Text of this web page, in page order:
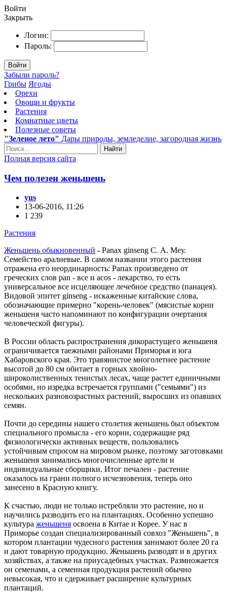
Войти
Закрыть
Логин:
Пароль:
Войти
Забыли пароль?
Грибы Ягоды
Орехи
Овощи и фрукты
Растения
Комнатные цветы
Полезные советы
"Зеленое лето" Дары природы, земледелие, загородная жизнь
Найти
Полная версия сайта
Чем полезен женьшень
yus
13-06-2016, 11:26
1 239
Растения
Женьшень обыкновенный - Раnах ginseng С. А. Меу.
Семейство аралиевые. В самом названии этого растения
отражена его неординарность: Рапах произведено от
греческих слов pan - все и acos - лекарство, то есть
универсальное все исцеляющее лечебное средство (панацея).
Видовой эпитет ginseng - искаженные китайские слова,
обозначающие примерно "корень-человек" (мясистые корни
женьшеня часто напоминают по конфигурации очертания
человеческой фигуры).
В России область распространения дикорастущего женьшеня
ограничивается таежными районами Приморья и юга
Хабаровского края. Это травянистое многолетнее растение
высотой до 80 см обитает в горных хвойно-
широколиственных тенистых лесах, чаще растет единичными
особями, но изредка встречается группами ("семьями") из
нескольких разновозрастных растений, выросших из опавших
семян.
Почти до середины нашего столетия женьшень был объектом
специального промысла - его корни, содержащие ряд
физиологически активных веществ, пользовались
устойчивым спросом на мировом рынке, поэтому заготовками
женьшеня занимались многочисленные артели и
индивидуальные сборщики. Итог печален - растение
оказалось на грани полного исчезновения, теперь оно
занесено в Красную книгу.
К счастью, люди не только истребляли это растение, но и
научились разводить его на плантациях. Особенно успешно
культура женьшеня освоена в Китае и Корее. У нас в
Приморье создан специализированный совхоз "Женьшень", в
котором плантации чудесного растения занимают более 20 га
и дают товарную продукцию. Женьшень разводят и в других
хозяйствах, а также на приусадебных участках. Размножается
он семенами, а семенная продукция растений обычно
невысокая, что и сдерживает расширение культурных
плантаций.